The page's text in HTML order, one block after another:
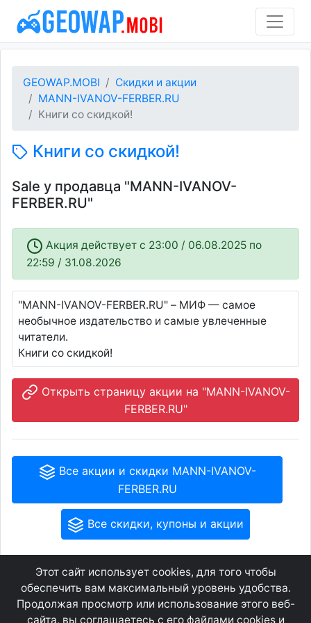
GEOWAP.MOBI
Скидки и акции
MANN-IVANOV-FERBER.RU
Книги со скидкой!
Книги со скидкой!
Sale у продавца "MANN-IVANOV-
FERBER.RU"
Акция действует c 23:00 / 06.08.2025 по
22:59 / 31.08.2026
"MANN-IVANOV-FERBER.RU" – МИФ — самое
необычное издательство и самые увлеченные
читатели.
Книги со скидкой!
Открыть страницу акции на "MANN-IVANOV-
FERBER.RU"
Все акции и скидки MANN-IVANOV-
FERBER.RU
Все скидки, купоны и акции
GEOWAP.MOBI© 2007 - 2021
Этот сайт использует cookies, для того чтобы
обеспечить вам максимальный уровень удобства.
Продолжая просмотр или использование этого веб-
сайта, вы соглашаетесь с его файлами cookies и